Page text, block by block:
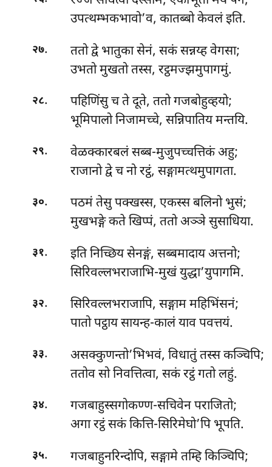
उपत्थम्भकभावो’व, कातब्बो केवलं इति.
२७.
ततो द्वे भातुका सेनं, सकं सन्नय्ह वेगसा;
उभतो मुखतो तस्स, रट्ठमज्झमुपागमुं.
२८.
पहिणिंसु च ते दूते, ततो गजबोहुव्हयो;
भूमिपालो निजामच्चे, सन्निपातिय मन्तयि.
२९.
वेळक्कारबलं सब्ब-मुजुपच्चत्तिकं अहु;
राजानो द्वे च नो रट्ठं, सङ्गामत्थमुपागता.
३०.
पठमं तेसु पक्खस्स, एकस्स बलिनो भुसं;
मुखभङ्गे कते खिप्पं, ततो अञ्ञे सुसाधिया.
३१.
इति निच्छिय सेनङ्गं, सब्बमादाय अत्तनो;
सिरिवल्लभराजाभि-मुखं युद्धा’युपागमि.
३२.
सिरिवल्लभराजापि, सङ्गाम महिभिंसनं;
पातो पट्ठाय सायन्ह-कालं याव पवत्तयं.
३३.
असक्कुणन्तो’भिभवं, विधातुं तस्स कञ्चिपि;
ततोव सो निवत्तित्वा, सकं रट्ठं गतो लहुं.
३४.
गजबाहुस्सगोकण्ण-सचिवेन पराजितो;
अगा रट्ठं सकं कित्ति-सिरिमेघो’पि भूपति.
३५.
गजबाहुनरिन्दोपि, सङ्गामे तम्हि किञ्चिपि;